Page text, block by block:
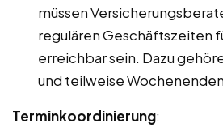
müssen
regulären Geschäftszeiten
erreichbar sein. Dazu
und teilweise
Terminkoordinierung: